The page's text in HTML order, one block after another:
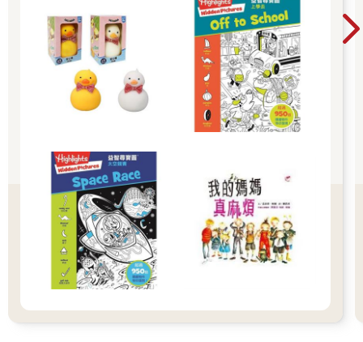
堂開學季！爸媽好輕鬆教你一站購足！文具、書
包、書套參展品全面5折起！👉文具滿777送80
元電子禮券 👉全站商品滿1200回饋4%金幣